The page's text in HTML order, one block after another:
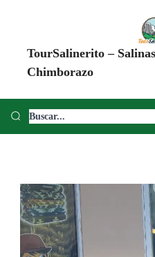
TourSalinerito –
Chimborazo
Chimborazo, Minas de Sal,